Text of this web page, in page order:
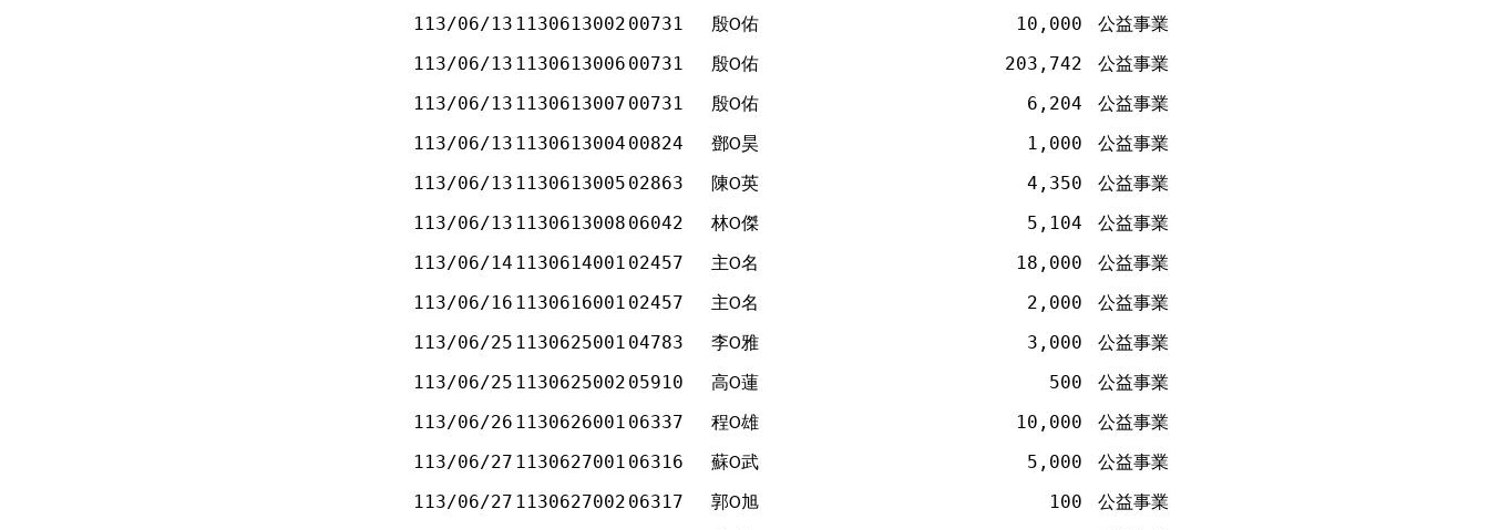
113/06/13 1130613002 00731 殷Ο佑 10,000
公益事業
113/06/13 1130613006 00731 殷Ο佑 203,742
公益事業
113/06/13 1130613007 00731 殷Ο佑 6,204
公益事業
113/06/13 1130613004 00824 鄧Ο昊 1,000
公益事業
113/06/13 1130613005 02863 陳Ο英 4,350
公益事業
113/06/13 1130613008 06042 林Ο傑 5,104
公益事業
113/06/14 1130614001 02457 主Ο名 18,000
公益事業
113/06/16 1130616001 02457 主Ο名 2,000
公益事業
113/06/25 1130625001 04783 李Ο雅 3,000
公益事業
113/06/25 1130625002 05910 高Ο蓮 500
公益事業
113/06/26 1130626001 06337 程Ο雄 10,000
公益事業
113/06/27 1130627001 06316 蘇Ο武 5,000
公益事業
113/06/27 1130627002 06317 郭Ο旭 100
公益事業